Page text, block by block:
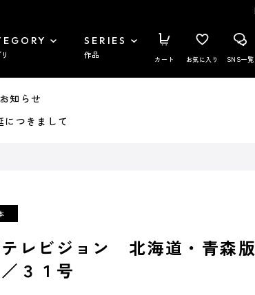
SERIES
作品 カート お気に入り SNS一覧
知らせ
つきまして
レビジョン 北海道・青森
３１号